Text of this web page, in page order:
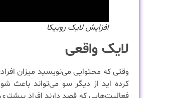
افزایش لایک روبیکا
لایک واقعی
وقتی که محتوایی می‌نویسید میزان
کرده اید از دیگر سو می‌تواند باعث